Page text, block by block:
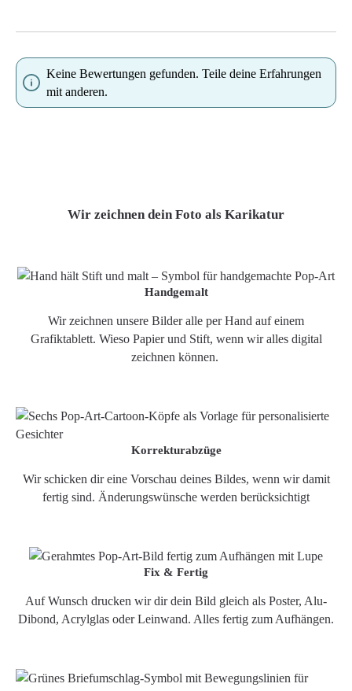
Keine Bewertungen gefunden. Teile deine Erfahrungen
mit anderen.
Wir zeichnen dein Foto als Karikatur
Handgemalt
Wir zeichnen unsere Bilder alle per Hand auf einem
Grafiktablett. Wieso Papier und Stift, wenn wir alles digital
zeichnen können.
Korrekturabzüge
Wir schicken dir eine Vorschau deines Bildes, wenn wir damit
fertig sind. Änderungswünsche werden berücksichtigt
Fix & Fertig
Auf Wunsch drucken wir dir dein Bild gleich als Poster, Alu-
Dibond, Acrylglas oder Leinwand. Alles fertig zum Aufhängen.